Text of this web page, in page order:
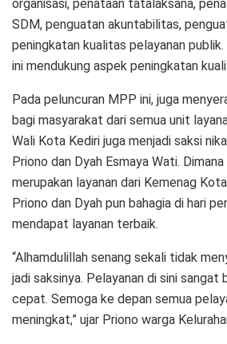
organisasi, penataan tatalaksana,
SDM, penguatan akuntabilitas,
peningkatan kualitas pelayanan
ini mendukung aspek peningkatan
Pada peluncuran MPP ini, juga
bagi masyarakat dari semua unit
Wali Kota Kediri juga menjadi saksi
Priono dan Dyah Esmaya Wati.
merupakan layanan dari Kemenag
Priono dan Dyah pun bahagia di hari
mendapat layanan terbaik.
“Alhamdulillah senang sekali tidak
jadi saksinya. Pelayanan di sini sangat
cepat. Semoga ke depan semua
meningkat,” ujar Priono warga